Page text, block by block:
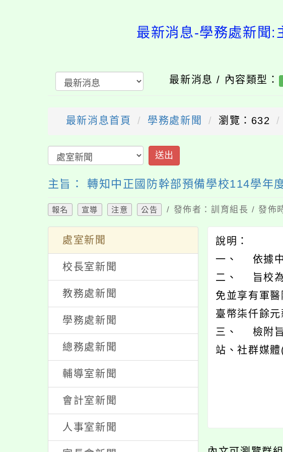
最新消息-學務處新聞:
最新消息 / 內容類型：
最新消息首頁 學務處新聞 瀏覽：632
送出
主旨： 轉知中正國防幹部預備學校114學年
報名 宣導 注意 公告 / 發佈者：訓育組長 / 發佈
處室新聞
校長室新聞
教務處新聞
學務處新聞
總務處新聞
輔導室新聞
會計室新聞
人事室新聞
說明：
一、 依據中
二、 旨校為
免並享有軍
臺幣柒仟餘元
三、 檢附旨
站、社群媒